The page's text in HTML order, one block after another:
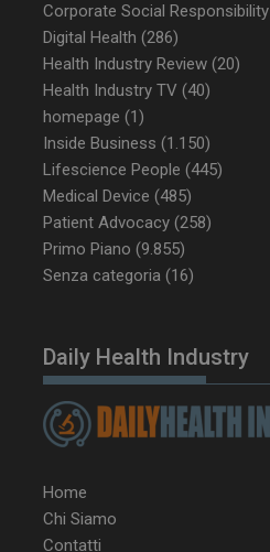
Corporate Social Responsibility
Digital Health (286)
Health Industry Review (20)
Health Industry TV (40)
homepage (1)
Inside Business (1.150)
Lifescience People (445)
Medical Device (485)
Patient Advocacy (258)
Primo Piano (9.855)
Senza categoria (16)
Daily Health Industry
Home
Chi Siamo
Contatti
_ga_Z2VT792F98
tracking-sites-
ironfish-tracking-
enable
CookieScriptConsent